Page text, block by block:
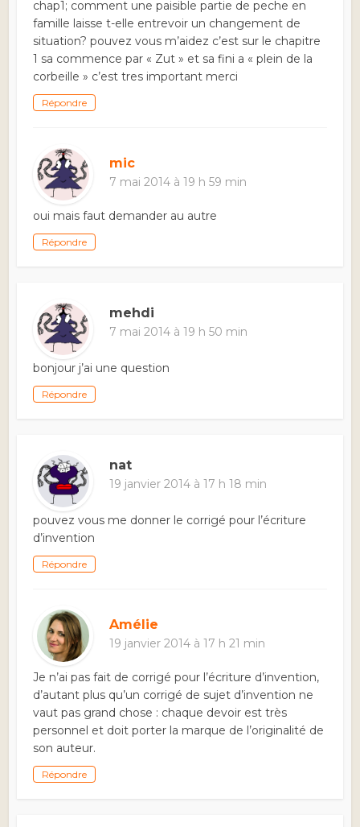
chap1; comment une paisible partie de peche en
famille laisse t-elle entrevoir un changement de
situation? pouvez vous m’aidez c’est sur le chapitre
1 sa commence par « Zut » et sa fini a « plein de la
corbeille » c’est tres important merci
Répondre
mic
7 mai 2014 à 19 h 59 min
oui mais faut demander au autre
Répondre
mehdi
7 mai 2014 à 19 h 50 min
bonjour j’ai une question
Répondre
nat
19 janvier 2014 à 17 h 18 min
pouvez vous me donner le corrigé pour l’écriture
d’invention
Répondre
Amélie
19 janvier 2014 à 17 h 21 min
Je n’ai pas fait de corrigé pour l’écriture d’invention,
d’autant plus qu’un corrigé de sujet d’invention ne
vaut pas grand chose : chaque devoir est très
personnel et doit porter la marque de l’originalité de
son auteur.
Répondre